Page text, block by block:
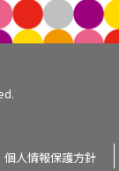
個人情報保護方針